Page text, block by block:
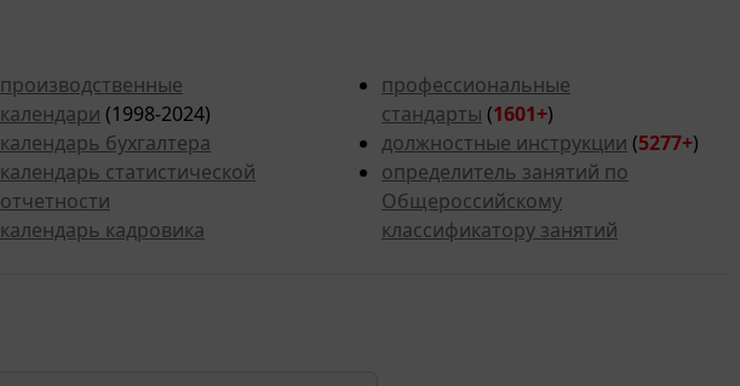
производственные
календари (1998-2024)
календарь бухгалтера
календарь статистической
отчетности
календарь кадровика
профессиональные
стандарты (1601+)
должностные инструкции (5277+)
определитель занятий по
Общероссийскому
классификатору занятий